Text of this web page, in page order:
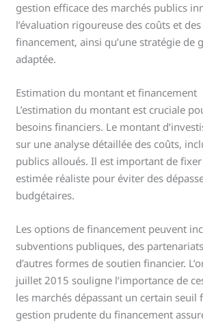
gestion efficace des marchés publics
l’évaluation rigoureuse des coûts et
financement, ainsi qu’une stratégie de
adaptée.
Estimation du montant et financement
L’estimation du montant est cruciale
besoins financiers. Le montant
sur une analyse détaillée des coûts,
publics alloués. Il est important de
estimée réaliste pour éviter des
budgétaires.
Les options de financement peuvent
subventions publiques, des
d’autres formes de soutien financier.
juillet 2015 souligne l’importance de
les marchés dépassant un certain seuil
gestion prudente du financement